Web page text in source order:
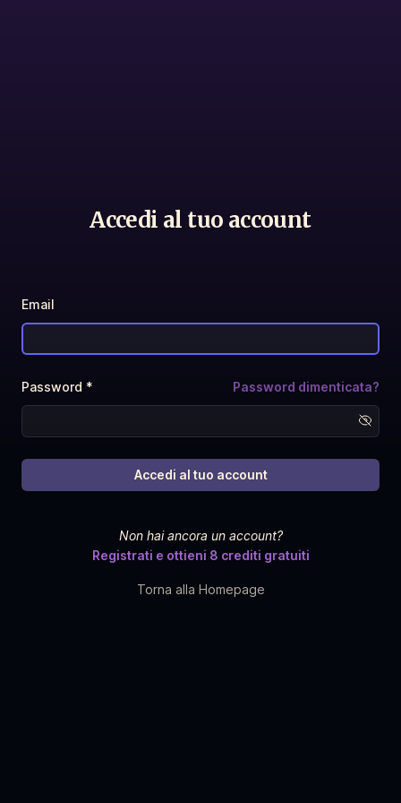
Accedi al tuo account
Email
Password * Password dimenticata?
Non hai ancora un account?
Registrati e ottieni 8 crediti gratuiti
Torna alla Homepage